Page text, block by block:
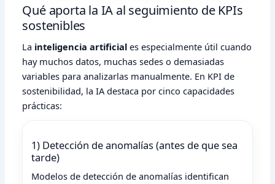
Qué aporta la IA al seguimiento de KPIs
sostenibles
La inteligencia artificial es especialmente útil cuando
hay muchos datos, muchas sedes o demasiadas
variables para analizarlas manualmente. En KPI de
sostenibilidad, la IA destaca por cinco capacidades
prácticas:
1) Detección de anomalías (antes de que sea
tarde)
Modelos de detección de anomalías identifican